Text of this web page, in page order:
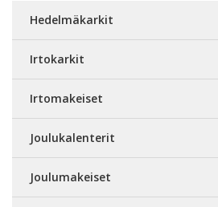
Hedelmäkarkit
Irtokarkit
Irtomakeiset
Joulukalenterit
Joulumakeiset